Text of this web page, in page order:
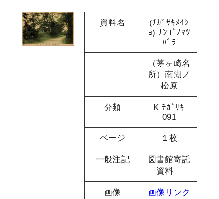
資料名
(ﾁｶﾞｻｷﾒｲｼ
ｮ) ﾅﾝｺﾞﾉﾏﾂ
ﾊﾞﾗ
（茅ヶ崎名
所）南湖ノ
松原
分類
K ﾁｶﾞｻｷ
091
ページ １枚
一般注記
図書館寄託
資料
画像 画像リンク